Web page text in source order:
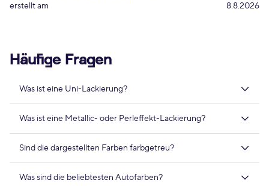
erstellt am 8.8.2026
Häufige Fragen
Was ist eine Uni-Lackierung?
Was ist eine Metallic- oder Perleffekt-Lackierung?
Sind die dargestellten Farben farbgetreu?
Was sind die beliebtesten Autofarben?